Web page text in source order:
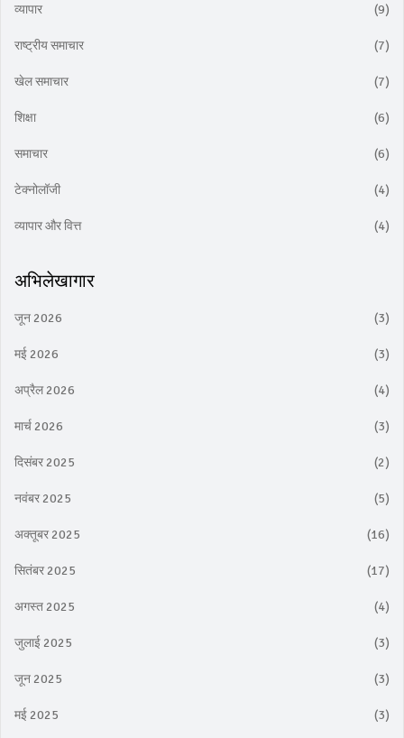
व्यापार (9)
राष्ट्रीय समाचार (7)
खेल समाचार (7)
शिक्षा (6)
समाचार (6)
टेक्नोलॉजी (4)
व्यापार और वित्त (4)
अभिलेखागार
जून 2026 (3)
मई 2026 (3)
अप्रैल 2026 (4)
मार्च 2026 (3)
दिसंबर 2025 (2)
नवंबर 2025 (5)
अक्तूबर 2025 (16)
सितंबर 2025 (17)
अगस्त 2025 (4)
जुलाई 2025 (3)
जून 2025 (3)
मई 2025 (3)